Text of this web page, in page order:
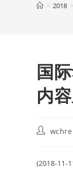
> 2018 >
国
内
Postwchre
(2018-11-